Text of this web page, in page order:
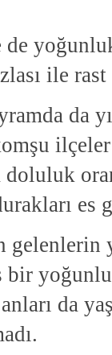
ile
da
es
da